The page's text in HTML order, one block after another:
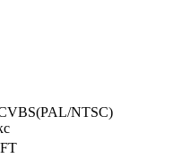
NTSC)